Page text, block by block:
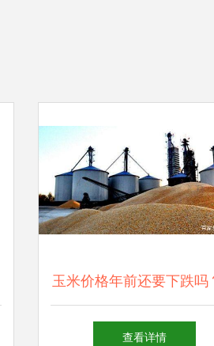
玉米价格年前还要下跌吗
层的信号要与种植户的预
查看详情